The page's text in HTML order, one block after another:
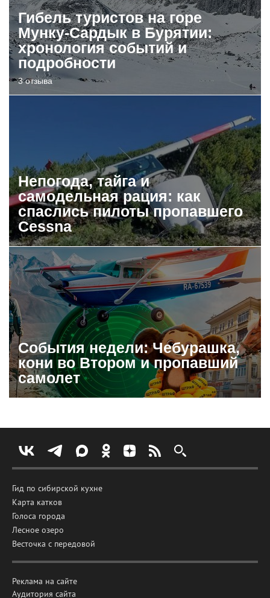
Гибель туристов на горе
Мунку-Сардык в Бурятии:
хронология событий и
подробности
3 отзыва
Непогода, тайга и
самодельная рация: как
спаслись пилоты пропавшего
Cessna
События недели: Чебурашка,
кони во Втором и пропавший
самолет
Гид по сибирской кухне
Карта катков
Голоса города
Лесное озеро
Весточка с передовой
Реклама на сайте
Аудитория сайта